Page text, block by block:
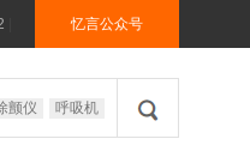
忆言公众号
颤仪 呼吸机